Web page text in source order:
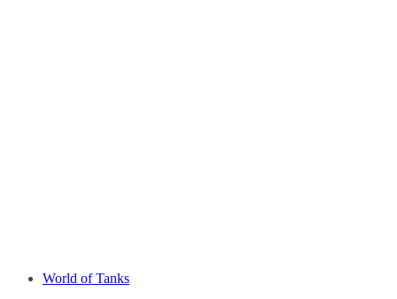
World of Tanks